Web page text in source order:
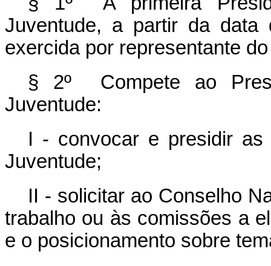
Juventude, a partir da data
exercida por representante
§ 2º Compete ao
Juventude:
I - convocar e presidir as
Juventude;
II - solicitar ao Conselho
trabalho ou às comissões a
e o posicionamento sobre